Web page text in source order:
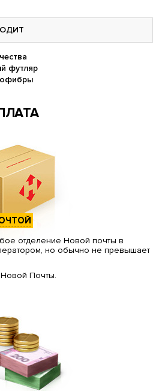
футляр
отделение Новой почты в
но обычно не превышает
Почты.